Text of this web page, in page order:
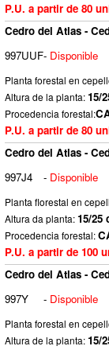
P.U. a partir de 80
Cedro del Atlas -
997UUF- Disponible
Planta forestal en
Altura de la planta:15/
Procedencia forestal:
P.U. a partir de 80
Cedro del Atlas -
997J4
- Disponible
Planta florestal en
Altura da planta:15/25
Procedencia forestal:
P.U. a partir de 100
Cedro del Atlas -
997Y
- Disponible
Planta forestal en
Altura de la planta:15/